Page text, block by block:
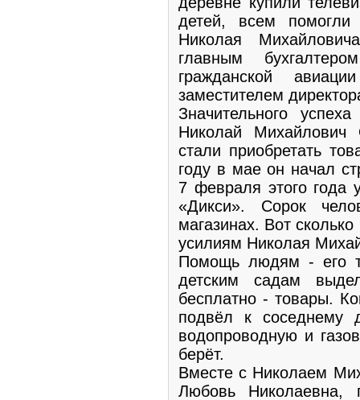
детей, всем помогли
Николая
главным
гражданской
заместителем
Значительного
Николай
стали приобретать
году в мае он начал
7 февраля этого года
«Дикси». Сорок
магазинах. Вот
усилиям Николая
Помощь людям - его
детским садам
бесплатно - товары.
подвёл к соседнему
водопроводную и
берёт.
Вместе с Николаем
Любовь Николаевна,